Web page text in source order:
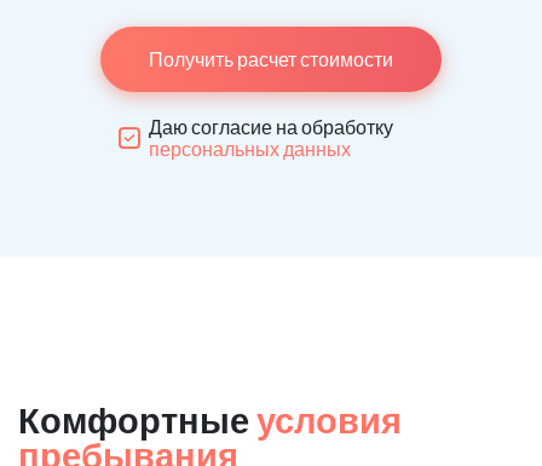
Получить расчет стоимости
Даю согласие на обработку
персональных данных
Комфортные условия
пребывания